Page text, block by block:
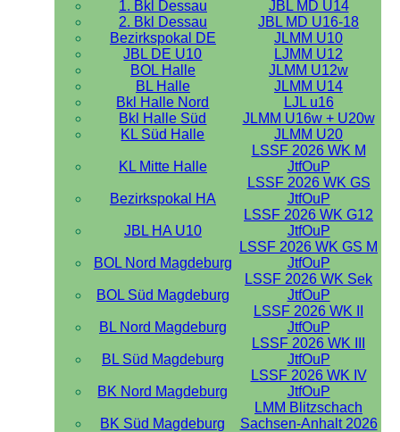
1. Bkl Dessau
JBL MD U14
2. Bkl Dessau
JBL MD U16-18
Bezirkspokal DE
JLMM U10
JBL DE U10
LJMM U12
BOL Halle
JLMM U12w
BL Halle
JLMM U14
Bkl Halle Nord
LJL u16
Bkl Halle Süd
JLMM U16w + U20w
KL Süd Halle
JLMM U20
KL Mitte Halle
LSSF 2026 WK M
JtfOuP
Bezirkspokal HA
LSSF 2026 WK GS
JtfOuP
JBL HA U10
LSSF 2026 WK G12
JtfOuP
BOL Nord Magdeburg
LSSF 2026 WK GS M
JtfOuP
BOL Süd Magdeburg
LSSF 2026 WK Sek
JtfOuP
BL Nord Magdeburg
LSSF 2026 WK II
JtfOuP
BL Süd Magdeburg
LSSF 2026 WK III
JtfOuP
BK Nord Magdeburg
LSSF 2026 WK IV
JtfOuP
BK Süd Magdeburg
LMM Blitzschach
Sachsen-Anhalt 2026